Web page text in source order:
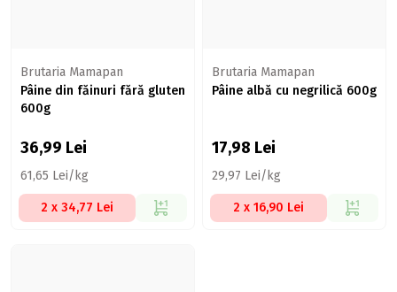
Brutaria Mamapan
Pâine din făinuri fără gluten
600g
36,99 Lei
61,65 Lei/kg
2 x 34,77 Lei
Brutaria Mamapan
Pâine albă cu negrilică 600g
17,98 Lei
29,97 Lei/kg
2 x 16,90 Lei